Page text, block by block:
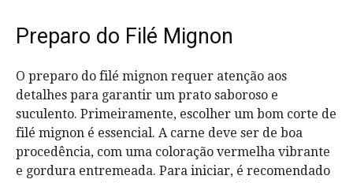
Preparo do Filé Mignon
O preparo do filé mignon requer atenção aos
detalhes para garantir um prato saboroso e
suculento. Primeiramente, escolher um bom corte de
filé mignon é essencial. A carne deve ser de boa
procedência, com uma coloração vermelha vibrante
e gordura entremeada. Para iniciar, é recomendado